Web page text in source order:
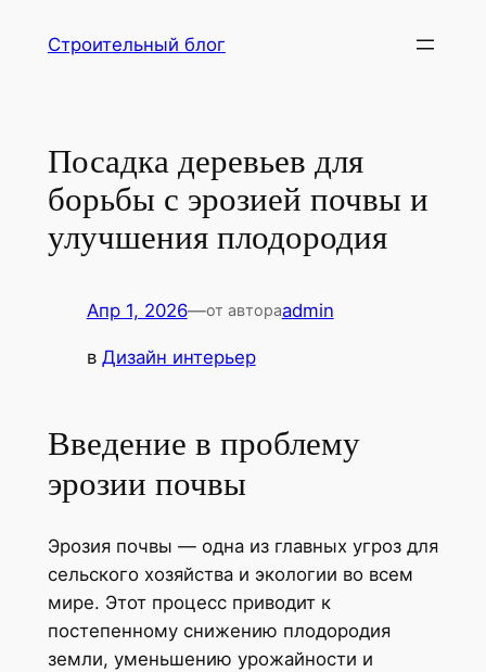
Строительный блог
Посадка деревьев для
борьбы с эрозией почвы и
улучшения плодородия
Апр 1, 2026—от автораadmin
в Дизайн интерьер
Введение в проблему
эрозии почвы
Эрозия почвы — одна из главных угроз для
сельского хозяйства и экологии во всем
мире. Этот процесс приводит к
постепенному снижению плодородия
земли, уменьшению урожайности и